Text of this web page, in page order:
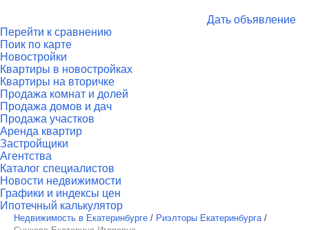
Дать объявление
Перейти к сравнению
Поик по карте
Новостройки
Квартиры в новостройках
Квартиры на вторичке
Продажа комнат и долей
Продажа домов и дач
Продажа участков
Аренда квартир
Застройщики
Агентства
Каталог специалистов
Новости недвижимости
Графики и индексы цен
Ипотечный калькулятор
Недвижимость в Екатеринбурге / Риэлторы Екатеринбурга /